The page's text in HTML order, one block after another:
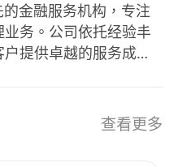
移植並本地化改造，
拓展。
內持牌金融機構，已
，客戶覆蓋國有大型
、城市商業銀行、農
金融服务机构，专注
务。公司依托经验丰
提供卓越的服务成
发展。 QTrade
立，母公司QTrade金
查看更多